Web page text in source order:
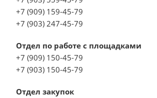
+7 (909) 159-45-79
+7 (903) 247-45-79
Отдел по работе с площадками
+7 (909) 150-45-79
+7 (903) 150-45-79
Отдел закупок